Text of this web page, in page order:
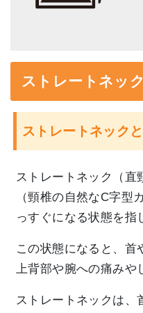
ストレートネック
ストレートネック
ストレートネック（直
（頸椎の自然なC字型
っすぐになる状態を指
この状態になると、首
上背部や腕への痛みや
ストレートネックは、